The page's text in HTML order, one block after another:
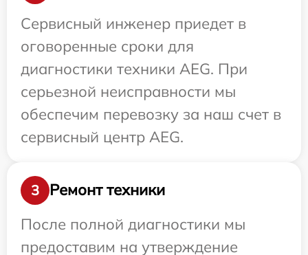
Сервисный инженер приедет в
оговоренные сроки для
диагностики техники AEG. При
серьезной неисправности мы
обеспечим перевозку за наш счет в
сервисный центр AEG.
3
Ремонт техники
После полной диагностики мы
предоставим на утверждение